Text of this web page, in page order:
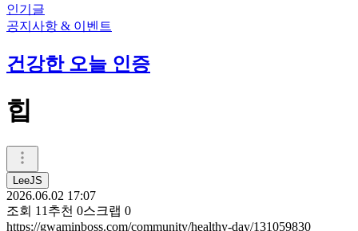
인기글
공지사항 & 이벤트
건강한 오늘 인증
힙
LeeJS
2026.06.02 17:07
조회 11 추천 0스크랩 0
https://gwaminboss.com/community/healthy-day/131059830